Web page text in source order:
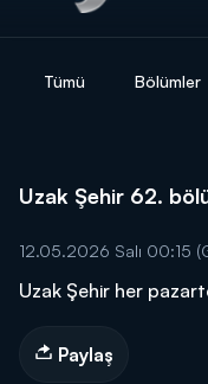
Tümü Bölümler
Uzak Şehir 62.
12.05.2026 Salı 00:15
Uzak Şehir her
Paylaş